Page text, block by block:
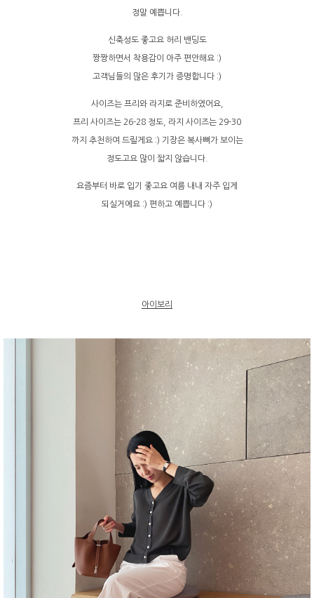
정말 예쁩니다.
신축성도 좋고요 허리 밴딩도
짱짱하면서 착용감이 아주 편안해요 :)
고객님들의 많은 후기가 증명합니다 :)
사이즈는 프리와 라지로 준비하였어요,
프리 사이즈는 26-28 정도, 라지 사이즈는 29-30
까지 추천하여 드릴게요 :) 기장은 복사뼈가 보이는
정도고요 많이 짧지 않습니다.
요즘부터 바로 입기 좋고요 여름 내내 자주 입게
되실거에요 :) 편하고 예쁩니다 :)
아이보리